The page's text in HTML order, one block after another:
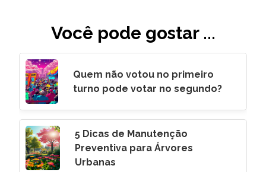
Você pode gostar ...
Quem não votou no primeiro
turno pode votar no segundo?
5 Dicas de Manutenção
Preventiva para Árvores
Urbanas